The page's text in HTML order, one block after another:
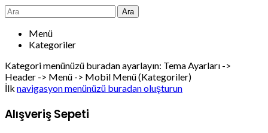
Ara
Menü
Kategoriler
Kategori menünüzü buradan ayarlayın: Tema Ayarları ->
Header -> Menü -> Mobil Menü (Kategoriler)
İlk navigasyon menünüzü buradan oluşturun
Alışveriş Sepeti